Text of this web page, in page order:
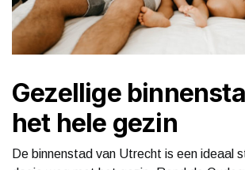
Gezellige
het hele gezin
De binnenstad van Utrecht is een ideaal